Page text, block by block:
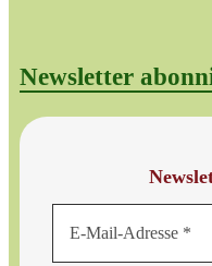
Newsletter